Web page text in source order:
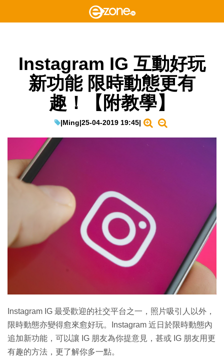
Instagram IG 互動好玩
新功能 限時動態更有
趣！【附教學】
|Ming|25-04-2019 19:45|
Instagram IG 最受歡迎的社交平台之一，照片吸引人以外，
限時動態亦變得愈來愈好玩。Instagram 近日於限時動態內
追加新功能，可以讓 IG 朋友為你提意見，甚或 IG 朋友用更
有趣的方法，更了解你多一點。